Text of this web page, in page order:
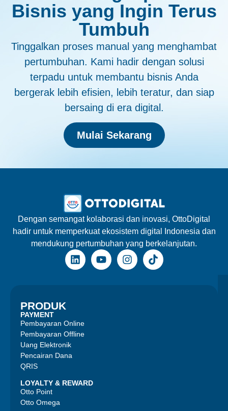
Bisnis yang Ingin Terus
Tumbuh
Tinggalkan proses manual yang menghambat
pertumbuhan. Kami hadir dengan solusi
terpadu untuk membantu bisnis Anda
bergerak lebih efisien, lebih teratur, dan siap
bersaing di era digital.
Mulai Sekarang
Dengan semangat kolaborasi dan inovasi, OttoDigital
hadir untuk memperkuat ekosistem digital Indonesia dan
mendukung pertumbuhan yang berkelanjutan.
PRODUK
PAYMENT
Pembayaran Online
Pembayaran Offline
Uang Elektronik
Pencairan Dana
QRIS
LOYALTY & REWARD
Otto Point
Otto Omega